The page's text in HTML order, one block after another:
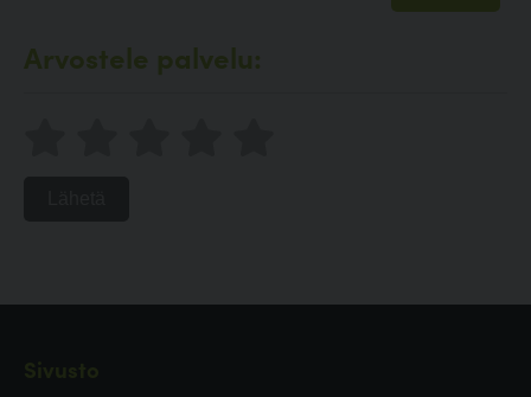
Arvostele palvelu: